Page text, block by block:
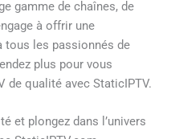
gamme de chaînes, de
à offrir une
tous les passionnés de
plus pour vous
de qualité avec StaticIPTV.
et plongez dans l’univers